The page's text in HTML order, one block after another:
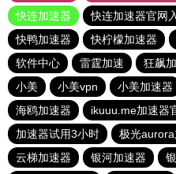
快连加速器
快连加速器官网
快鸭加速器
快柠檬加速器
软件中心
雷霆加速 狂飙
小美
小美vpn 小美加速器
海鸥加速器
ikuuu.me加速器
加速器试用3小时
极光
云梯加速器
银河加速器